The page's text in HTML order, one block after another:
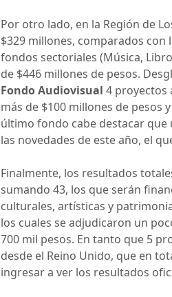
Por otro lado, en la Región de
$329 millones, comparados con
fondos sectoriales (Música,
de $446 millones de pesos.
Fondo Audiovisual 4 proyectos
más de $100 millones de pesos
último fondo cabe destacar
las novedades de este año, el
Finalmente, los resultados
sumando 43, los que serán
culturales, artísticas y
los cuales se adjudicaron un
700 mil pesos. En tanto que 5
desde el Reino Unido, que en
ingresar a ver los resultados